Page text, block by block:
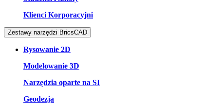
Klienci Korporacyjni
Zestawy narzędzi BricsCAD
Rysowanie 2D
Modelowanie 3D
Narzędzia oparte na SI
Geodezja